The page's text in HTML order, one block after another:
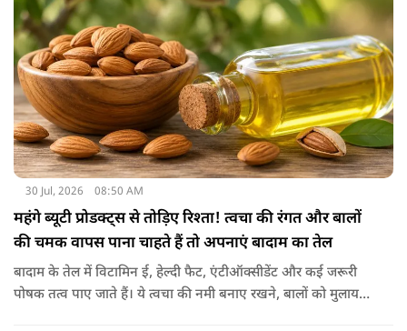
आइए जानते नींबू के छिलके के फायदे।
30 Jul, 2026 08:50 AM
महंगे ब्यूटी प्रोडक्ट्स से तोड़िए रिश्ता! त्वचा की रंगत और बालों
की चमक वापस पाना चाहते हैं तो अपनाएं बादाम का तेल
बादाम के तेल में विटामिन ई, हेल्दी फैट, एंटीऑक्सीडेंट और कई जरूरी
पोषक तत्व पाए जाते हैं। ये त्वचा की नमी बनाए रखने, बालों को मुलायम